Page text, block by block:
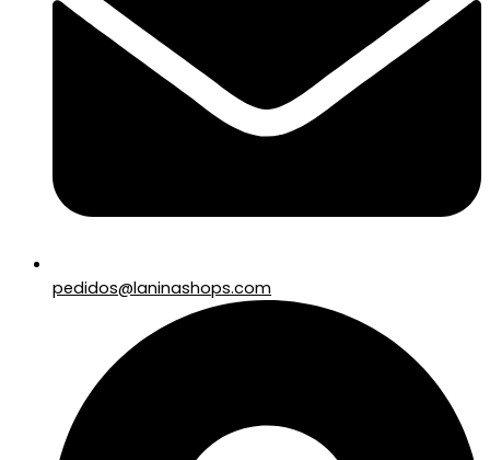
pedidos@laninashops.com